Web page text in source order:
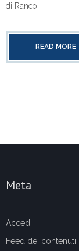
di Ranco
READ MORE
Meta
Accedi
Feed dei contenuti